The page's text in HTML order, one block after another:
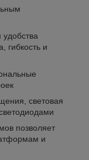
гибкость и
световая
позволяет
и